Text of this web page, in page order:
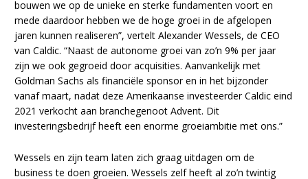
bouwen we op de unieke en sterke fundamenten voort en
mede daardoor hebben we de hoge groei in de afgelopen
jaren kunnen realiseren”, vertelt Alexander Wessels, de CEO
van Caldic. “Naast de autonome groei van zo’n 9% per jaar
zijn we ook gegroeid door acquisities. Aanvankelijk met
Goldman Sachs als financiële sponsor en in het bijzonder
vanaf maart, nadat deze Amerikaanse investeerder Caldic eind
2021 verkocht aan branchegenoot Advent. Dit
investeringsbedrijf heeft een enorme groeiambitie met ons.”
Wessels en zijn team laten zich graag uitdagen om de
business te doen groeien. Wessels zelf heeft al zo’n twintig